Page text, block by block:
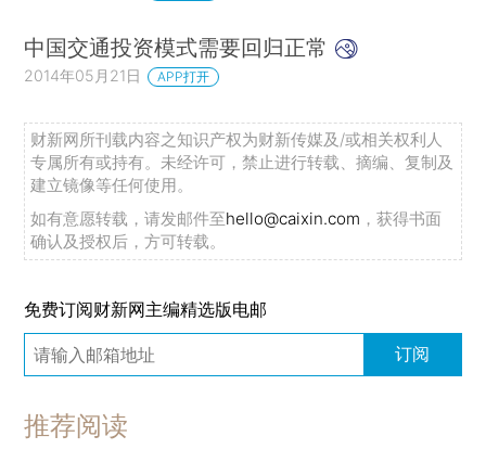
中国交通投资模式需要回归正常
2014年05月21日 APP打开
财新网所刊载内容之知识产权为财新传媒及/或相关权利人
专属所有或持有。未经许可，禁止进行转载、摘编、复制及
建立镜像等任何使用。
如有意愿转载，请发邮件至hello@caixin.com ，获得书面
确认及授权后，方可转载。
免费订阅财新网主编精选版电邮
订阅
推荐阅读